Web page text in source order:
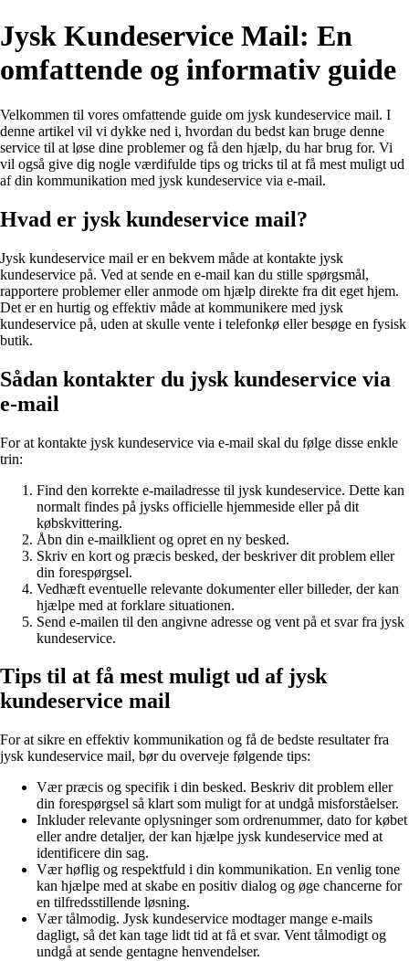
Jysk Kundeservice Mail: En
omfattende og informativ guide
Velkommen til vores omfattende guide om jysk kundeservice mail. I
denne artikel vil vi dykke ned i, hvordan du bedst kan bruge denne
service til at løse dine problemer og få den hjælp, du har brug for. Vi
vil også give dig nogle værdifulde tips og tricks til at få mest muligt ud
af din kommunikation med jysk kundeservice via e-mail.
Hvad er jysk kundeservice mail?
Jysk kundeservice mail er en bekvem måde at kontakte jysk
kundeservice på. Ved at sende en e-mail kan du stille spørgsmål,
rapportere problemer eller anmode om hjælp direkte fra dit eget hjem.
Det er en hurtig og effektiv måde at kommunikere med jysk
kundeservice på, uden at skulle vente i telefonkø eller besøge en fysisk
butik.
Sådan kontakter du jysk kundeservice via
e-mail
For at kontakte jysk kundeservice via e-mail skal du følge disse enkle
trin:
Find den korrekte e-mailadresse til jysk kundeservice. Dette kan
normalt findes på jysks officielle hjemmeside eller på dit
købskvittering.
Åbn din e-mailklient og opret en ny besked.
Skriv en kort og præcis besked, der beskriver dit problem eller
din forespørgsel.
Vedhæft eventuelle relevante dokumenter eller billeder, der kan
hjælpe med at forklare situationen.
Send e-mailen til den angivne adresse og vent på et svar fra jysk
kundeservice.
Tips til at få mest muligt ud af jysk
kundeservice mail
For at sikre en effektiv kommunikation og få de bedste resultater fra
jysk kundeservice mail, bør du overveje følgende tips:
Vær præcis og specifik i din besked. Beskriv dit problem eller
din forespørgsel så klart som muligt for at undgå misforståelser.
Inkluder relevante oplysninger som ordrenummer, dato for købet
eller andre detaljer, der kan hjælpe jysk kundeservice med at
identificere din sag.
Vær høflig og respektfuld i din kommunikation. En venlig tone
kan hjælpe med at skabe en positiv dialog og øge chancerne for
en tilfredsstillende løsning.
Vær tålmodig. Jysk kundeservice modtager mange e-mails
dagligt, så det kan tage lidt tid at få et svar. Vent tålmodigt og
undgå at sende gentagne henvendelser.